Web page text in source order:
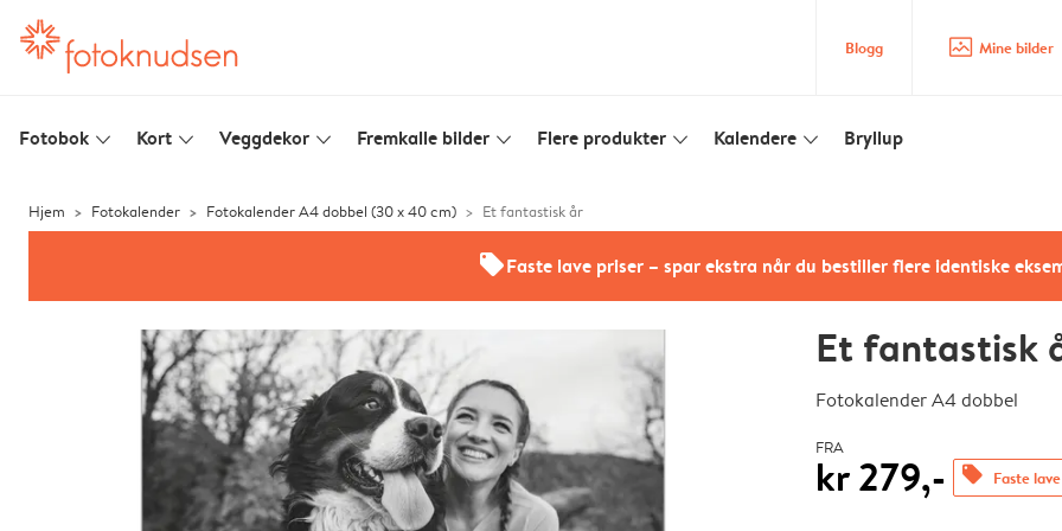
Blogg image_placeholder Mine bilder
Fotobok slim_arrow_down Kort slim_arrow_down Veggdekor slim_arrow_down Fremkalle bilder slim_arrow_down Flere produkter slim_arrow_down Kalendere slim_arrow_down Bryllup
Hjem Fotokalender Fotokalender A4 dobbel (30 x 40 cm) Et fantastisk år
offersFaste lave priser – spar ekstra når du bestiller flere identiske
Et fantastisk
Fotokalender A4 dobbel
FRA
kr 279,- offers Faste